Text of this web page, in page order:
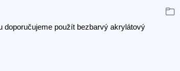
doporučujeme použít bezbarvý akrylátový